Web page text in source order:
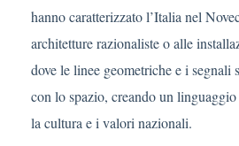
hanno caratterizzato l’Italia nel
architetture razionaliste o alle
dove le linee geometriche e i
con lo spazio, creando un
la cultura e i valori nazionali.